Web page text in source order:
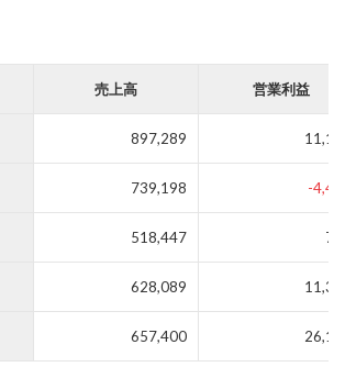
売上高 営業利益
897,289
739,198 -
518,447
628,089
657,400